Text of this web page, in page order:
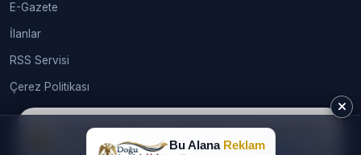
E-Gazete
İlanlar
RSS Servisi
Çerez Politikası
webtasarimhizmeti.com®. Tüm hakları saklıdır.
Sitemizde size en iyi deneyimi sunabilmek için
çerezleri kullanıyoruz.Daha fazla bilgi
Bu Alana Reklam